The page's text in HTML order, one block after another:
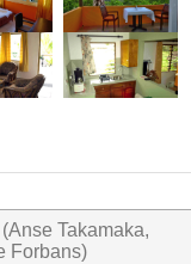
Takamaka,
Forbans)